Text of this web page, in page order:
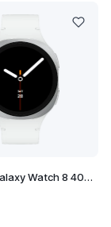
Samsung Galaxy Watch 8 40mm